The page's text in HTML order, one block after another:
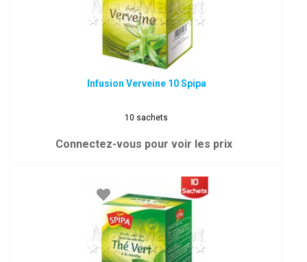
Infusion Verveine 10 Spipa
10 sachets
Connectez-vous pour voir les prix